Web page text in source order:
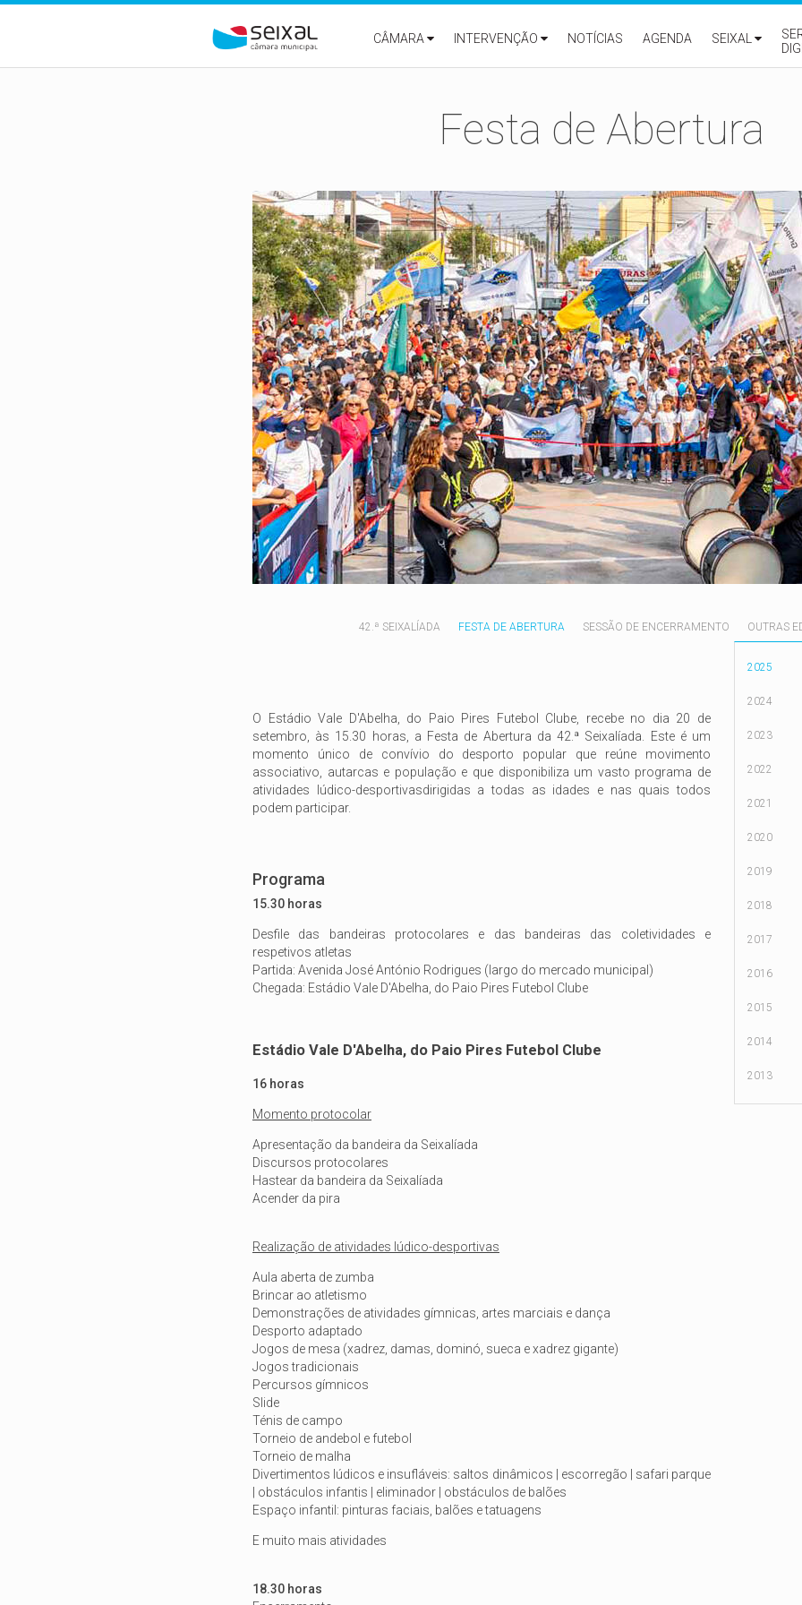
CÂMARA
INTERVENÇÃO NOTÍCIAS AGENDA SEIXAL
Festa de Abertura
42.ª SEIXALÍADA FESTA DE ABERTURA SESSÃO DE ENCERRAMENTO OUTRAS
2025
2024
2023
2022
2021
2020
2019
2018
2017
2016
2015
2014
2013
O Estádio Vale D'Abelha, do Paio Pires Futebol Clube, recebe no dia 20 de
setembro, às 15.30 horas, a Festa de Abertura da 42.ª Seixalíada. Este é um
momento único de convívio do desporto popular que reúne movimento
associativo, autarcas e população e que disponibiliza um vasto programa de
atividades lúdico-desportivasdirigidas a todas as idades e nas quais todos
podem participar.
Programa
15.30 horas
Desfile das bandeiras protocolares e das bandeiras das coletividades e
respetivos atletas
Partida: Avenida José António Rodrigues (largo do mercado municipal)
Chegada: Estádio Vale D'Abelha, do Paio Pires Futebol Clube
Estádio Vale D'Abelha, do Paio Pires Futebol Clube
16 horas
Momento protocolar
Apresentação da bandeira da Seixalíada
Discursos protocolares
Hastear da bandeira da Seixalíada
Acender da pira
Realização de atividades lúdico-desportivas
Aula aberta de zumba
Brincar ao atletismo
Demonstrações de atividades gímnicas, artes marciais e dança
Desporto adaptado
Jogos de mesa (xadrez, damas, dominó, sueca e xadrez gigante)
Jogos tradicionais
Percursos gímnicos
Slide
Ténis de campo
Torneio de andebol e futebol
Torneio de malha
Divertimentos lúdicos e insufláveis: saltos dinâmicos | escorregão | safari parque
| obstáculos infantis | eliminador | obstáculos de balões
Espaço infantil: pinturas faciais, balões e tatuagens
E muito mais atividades
18.30 horas
Seixalíada